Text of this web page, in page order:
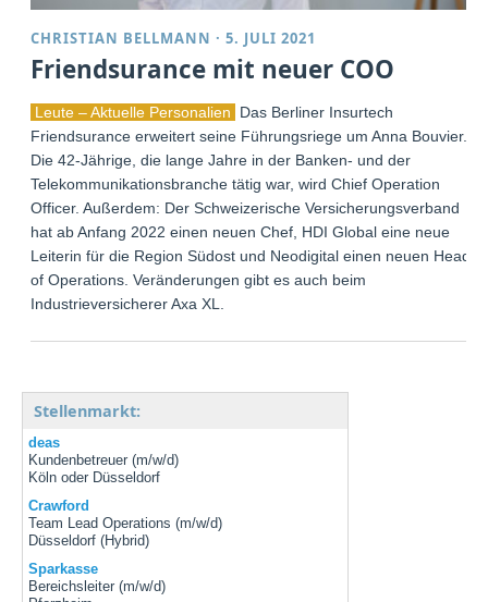
CHRISTIAN BELLMANN ·5. JULI 2021
Friendsurance mit neuer COO
Leute – Aktuelle Personalien
Das Berliner Insurtech
Friendsurance erweitert seine Führungsriege um Anna Bouvier.
Die 42-Jährige, die lange Jahre in der Banken- und der
Telekommunikationsbranche tätig war, wird Chief Operation
Officer. Außerdem: Der Schweizerische Versicherungsverband
hat ab Anfang 2022 einen neuen Chef, HDI Global eine neue
Leiterin für die Region Südost und Neodigital einen neuen Head
of Operations. Veränderungen gibt es auch beim
Industrieversicherer Axa XL.
Stellenmarkt:
deas
Kundenbetreuer (m/w/d)
Köln oder Düsseldorf
Crawford
Team Lead Operations (m/w/d)
Düsseldorf (Hybrid)
Sparkasse
Bereichsleiter (m/w/d)